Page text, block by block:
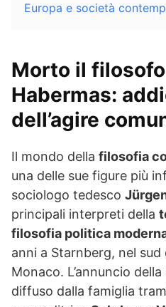
Europa e società
Morto il
Habermas:
dell’agire
Il mondo della filosofia
una delle sue figure più
sociologo tedesco
principali interpreti della
filosofia politica
anni a Starnberg, nel sud
Monaco. L’annuncio
diffuso dalla famiglia